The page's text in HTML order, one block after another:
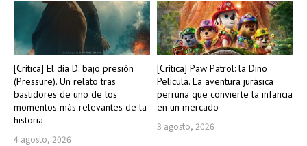
[Crítica] El día D: bajo presión
(Pressure). Un relato tras
bastidores de uno de los
momentos más relevantes de la
historia
4 agosto, 2026
[Crítica] Paw Patrol: la Dino
Película. La aventura jurásica
perruna que convierte la infancia
en un mercado
3 agosto, 2026